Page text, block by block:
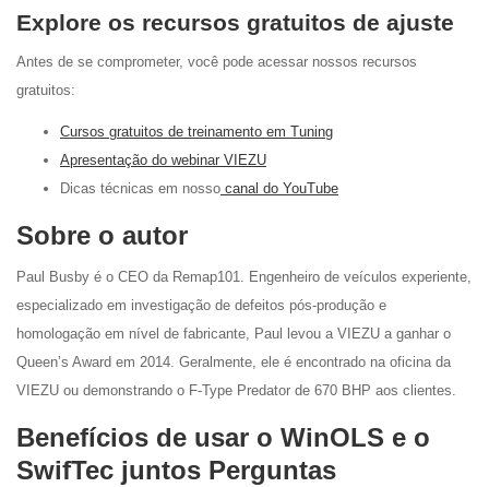
Explore os recursos gratuitos de ajuste
Antes de se comprometer, você pode acessar nossos recursos
gratuitos:
Cursos gratuitos de treinamento em Tuning
Apresentação do webinar VIEZU
Dicas técnicas em nosso canal do YouTube
Sobre o autor
Paul Busby é o CEO da Remap101. Engenheiro de veículos experiente,
especializado em investigação de defeitos pós-produção e
homologação em nível de fabricante, Paul levou a VIEZU a ganhar o
Queen’s Award em 2014. Geralmente, ele é encontrado na oficina da
VIEZU ou demonstrando o F-Type Predator de 670 BHP aos clientes.
Benefícios de usar o WinOLS e o
SwifTec juntos Perguntas